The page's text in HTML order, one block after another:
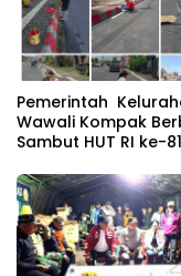
Pemerintah
Wawali Kompak
Sambut HUT RI ke-81